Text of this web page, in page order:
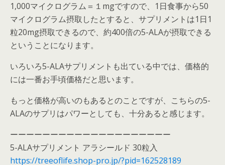
1,000マイクログラム＝１mgですので、1日食事から50
マイクログラム摂取したとすると、サプリメントは1日1
粒20mg摂取できるので、約400倍の5-ALAが摂取できる
ということになります。
いろいろ5-ALAサプリメントも出ている中では、価格的
には一番お手頃価格だと思います。
もっと価格が高いのもあるとのことですが、こちらの5-
ALAのサプリはパワーとしても、十分あると感じます。
ーーーーーーーーーーーーーーーーーーーー
5-ALAサプリメント アラシールド 30粒入
https://treeoflife.shop-pro.jp/?pid=162528189